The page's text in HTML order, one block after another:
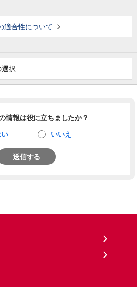
適合性について
選択
情報は役に立ちましたか？
い いいえ
送信する